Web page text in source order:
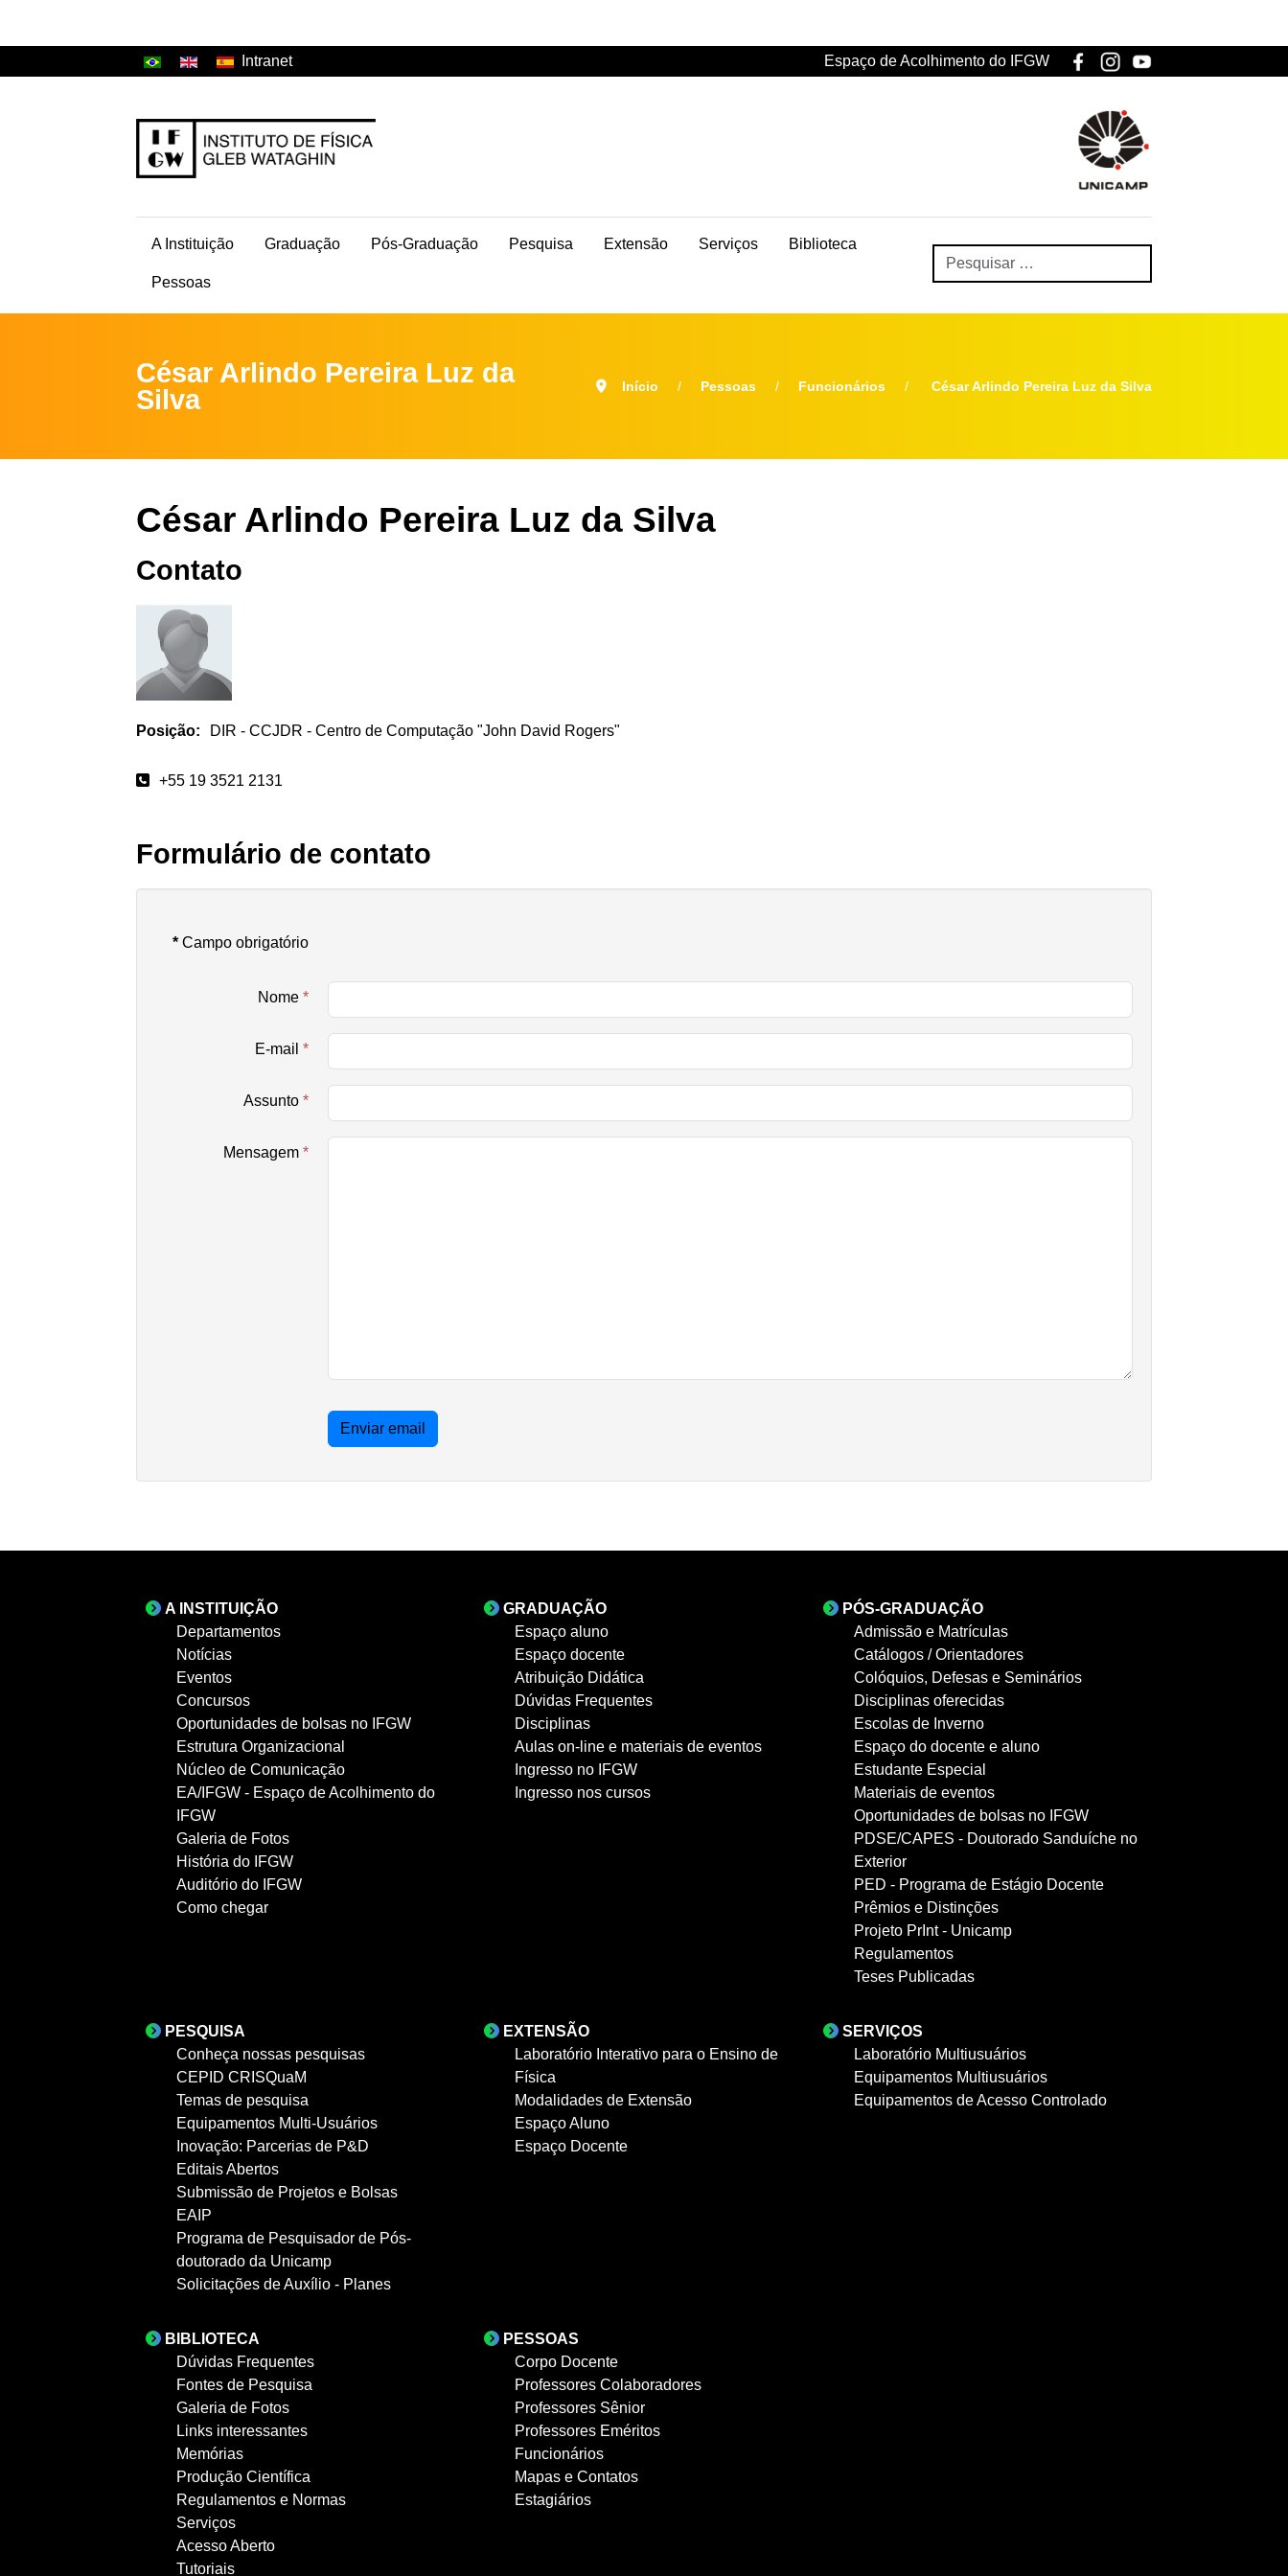
Intranet Espaço de Acolhimento do IFGW
A Instituição Graduação Pós-Graduação Pesquisa Extensão Serviços Biblioteca
Pessoas
César Arlindo Pereira Luz da
Silva
Início Pessoas Funcionários César Arlindo Pereira Luz da Silva
César Arlindo Pereira Luz da Silva
Contato
Posição: DIR - CCJDR - Centro de Computação "John David Rogers"
+55 19 3521 2131
Formulário de contato
* Campo obrigatório
Nome *
E-mail *
Assunto *
Mensagem *
Enviar email
A INSTITUIÇÃO
Departamentos
Notícias
Eventos
Concursos
Oportunidades de bolsas no IFGW
Estrutura Organizacional
Núcleo de Comunicação
EA/IFGW - Espaço de Acolhimento do
IFGW
Galeria de Fotos
História do IFGW
Auditório do IFGW
Como chegar
GRADUAÇÃO
Espaço aluno
Espaço docente
Atribuição Didática
Dúvidas Frequentes
Disciplinas
Aulas on-line e materiais de eventos
Ingresso no IFGW
Ingresso nos cursos
PÓS-GRADUAÇÃO
Admissão e Matrículas
Catálogos / Orientadores
Colóquios, Defesas e Seminários
Disciplinas oferecidas
Escolas de Inverno
Espaço do docente e aluno
Estudante Especial
Materiais de eventos
Oportunidades de bolsas no IFGW
PDSE/CAPES - Doutorado Sanduíche no
Exterior
PED - Programa de Estágio Docente
Prêmios e Distinções
Projeto PrInt - Unicamp
Regulamentos
Teses Publicadas
PESQUISA
Conheça nossas pesquisas
CEPID CRISQuaM
Temas de pesquisa
Equipamentos Multi-Usuários
Inovação: Parcerias de P&D
Editais Abertos
Submissão de Projetos e Bolsas
EAIP
Programa de Pesquisador de Pós-
doutorado da Unicamp
Solicitações de Auxílio - Planes
EXTENSÃO
Laboratório Interativo para o Ensino de
Física
Modalidades de Extensão
Espaço Aluno
Espaço Docente
SERVIÇOS
Laboratório Multiusuários
Equipamentos Multiusuários
Equipamentos de Acesso Controlado
BIBLIOTECA
Dúvidas Frequentes
Fontes de Pesquisa
Galeria de Fotos
Links interessantes
Memórias
Produção Científica
Regulamentos e Normas
Serviços
Acesso Aberto
Tutoriais
PESSOAS
Corpo Docente
Professores Colaboradores
Professores Sênior
Professores Eméritos
Funcionários
Mapas e Contatos
Estagiários